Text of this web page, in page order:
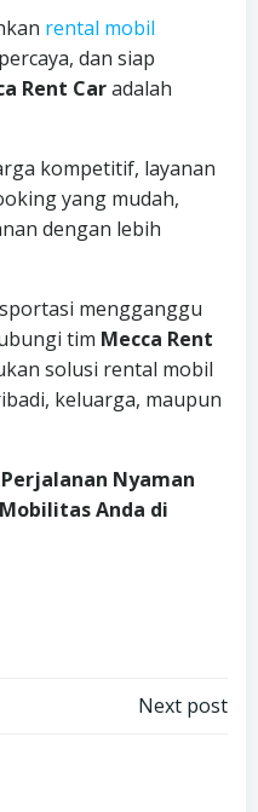
rental mobil
dan siap
Rent Caradalah
kompetitif, layanan
yang mudah,
dengan lebih
mengganggu
tim Mecca Rent
solusi rental mobil
keluarga, maupun
Nyaman
Anda di
Next post